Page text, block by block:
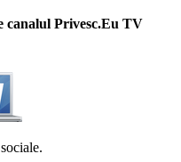
canalul Privesc.Eu TV